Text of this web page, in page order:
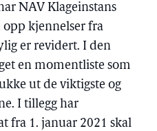
NAV Klageinstans
kjennelser fra
er revidert. I den
en momentliste som
ut de viktigste og
I tillegg har
fra 1. januar 2021 skal